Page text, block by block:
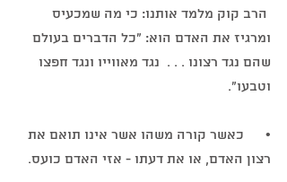
הרב קוק מלמד אותנו: כי מה שמכעיס
ומרגיז את האדם הוא: "כל הדברים בעולם
שהם נגד רצונו . . .  נגד מאווייו ונגד חפצו
וטבעו".
•      כאשר קורה משהו אשר אינו תואם את
רצון האדם, או את דעתו - אזי האדם כועס.